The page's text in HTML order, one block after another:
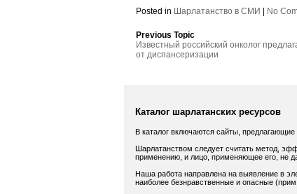
Posted in Шарлатанство в СМИ No
Previous Topic
Известный российский онколог
от диспансеризации
Каталог шарлатанских ресурсов
В каталог включаются сайты,
Шарлатанством следует считать метод,
применению, и лицо, применяющее его, не
Наша работа направлена на выявление в
наиболее безнравственные и опасные